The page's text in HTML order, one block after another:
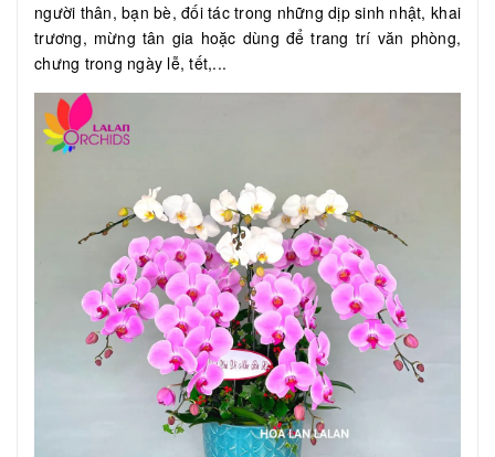
người thân, bạn bè, đối tác trong những dịp sinh nhật, khai
trương, mừng tân gia hoặc dùng để trang trí văn phòng,
chưng trong ngày lễ, tết,...